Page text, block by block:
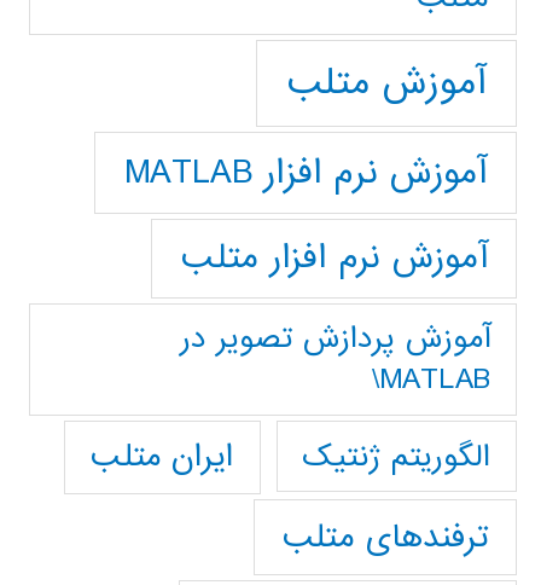
آموزش متلب
آموزش نرم افزار MATLAB
آموزش نرم افزار متلب
آموزش پردازش تصوير در
MATLAB\
الگوریتم ژنتیک
ایران متلب
ترفندهای متلب